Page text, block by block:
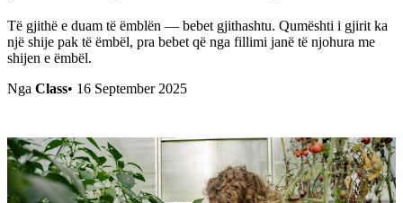
Të gjithë e duam të ëmblën — bebet gjithashtu. Qumështi i gjirit ka
një shije pak të ëmbël, pra bebet që nga fillimi janë të njohura me
shijen e ëmbël.
Nga Class• 16 September 2025